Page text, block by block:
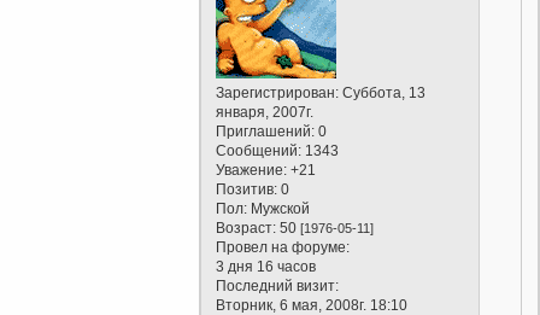
Зарегистрирован: Суббота, 13
января, 2007г.
Приглашений: 0
Сообщений: 1343
Уважение: +21
Позитив: 0
Пол: Мужской
Возраст: 50[1976-05-11]
Провел на форуме:
3 дня 16 часов
Последний визит:
Вторник, 6 мая, 2008г. 18:10